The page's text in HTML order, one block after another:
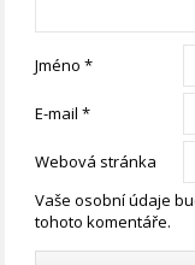
Jméno*
E-mail*
Webová stránka
Vaše osobní údaje
tohoto komentáře.